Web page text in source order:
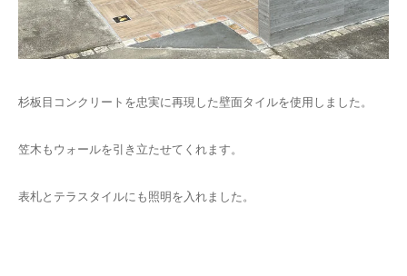
杉板目コンクリートを忠実に再現した壁面タイルを使用しました。
笠木もウォールを引き立たせてくれます。
表札とテラスタイルにも照明を入れました。